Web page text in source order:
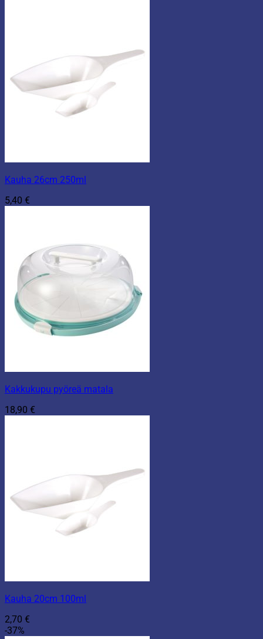
Kauha 26cm 250ml
5,40 €
Kakkukupu pyöreä matala
18,90 €
Kauha 20cm 100ml
2,70 €
-37%